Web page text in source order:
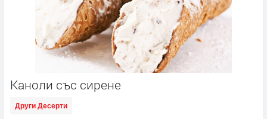
Каноли със сирене
Други Десерти